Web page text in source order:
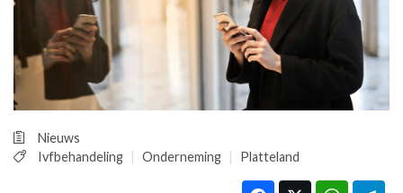
PRAKTIJKZAKEN
TARIEVEN
VPHUISARTSEN
MEDISCHE VAKHANDEL
REGISTRATIE
Nieuws
Ivfbehandeling
Onderneming Platteland